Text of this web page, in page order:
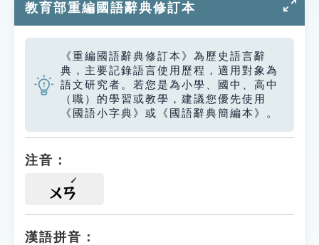
教育部重編國語辭典修訂本
《重編國語辭典修訂本》為歷史語言辭
典，主要記錄語言使用歷程，適用對象為
語文研究者。若您是為小學、國中、高中
（職）的學習或教學，建議您優先使用
《國語小字典》或《國語辭典簡編本》。
注音：
ㄨㄢ
漢語拼音：